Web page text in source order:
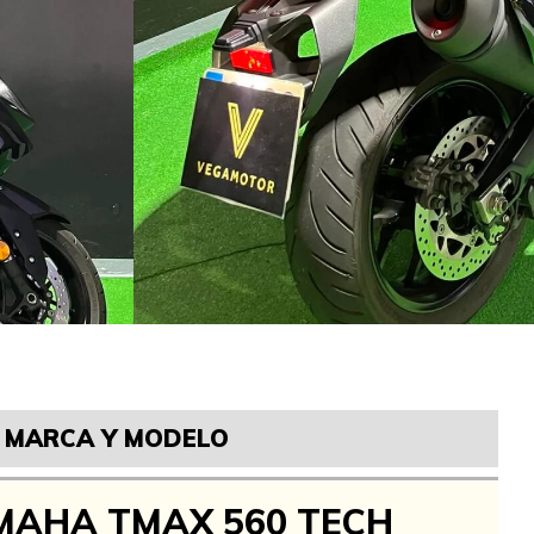
MARCA Y MODELO
TMAX 560 TECH